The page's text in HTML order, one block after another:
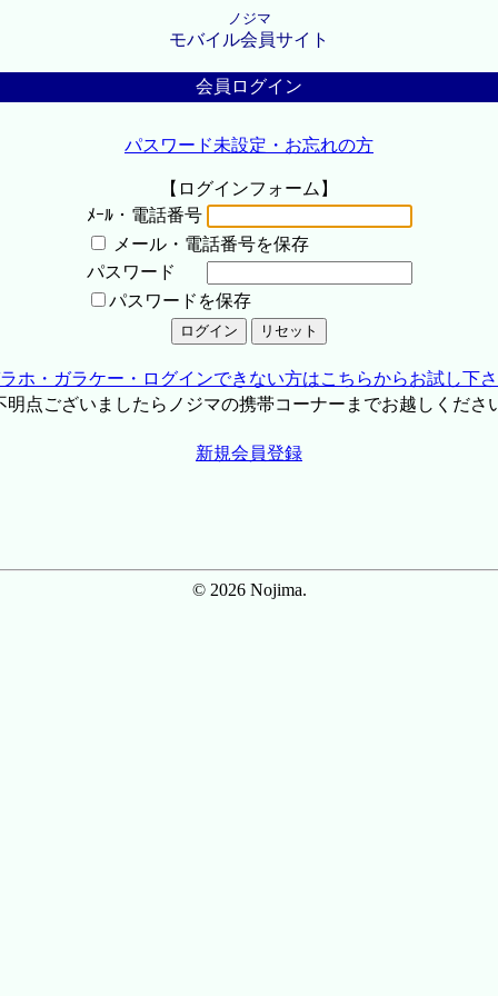
ノジマ
モバイル会員サイト
会員ログイン
パスワード未設定・お忘れの方
【ログインフォーム】
ﾒｰﾙ・電話番号
メール・電話番号を保存
パスワード
パスワードを保存
ホ・ガラケー・ログインできない方はこちらからお試し下
点ございましたらノジマの携帯コーナーまでお越しくださ
新規会員登録
© 2026 Nojima.